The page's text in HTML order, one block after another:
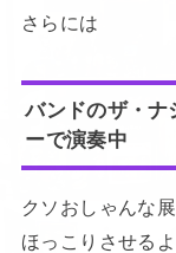
さらには
バンドのザ・ナ
ーで演奏中
クソおしゃんな
ほっこりさせる